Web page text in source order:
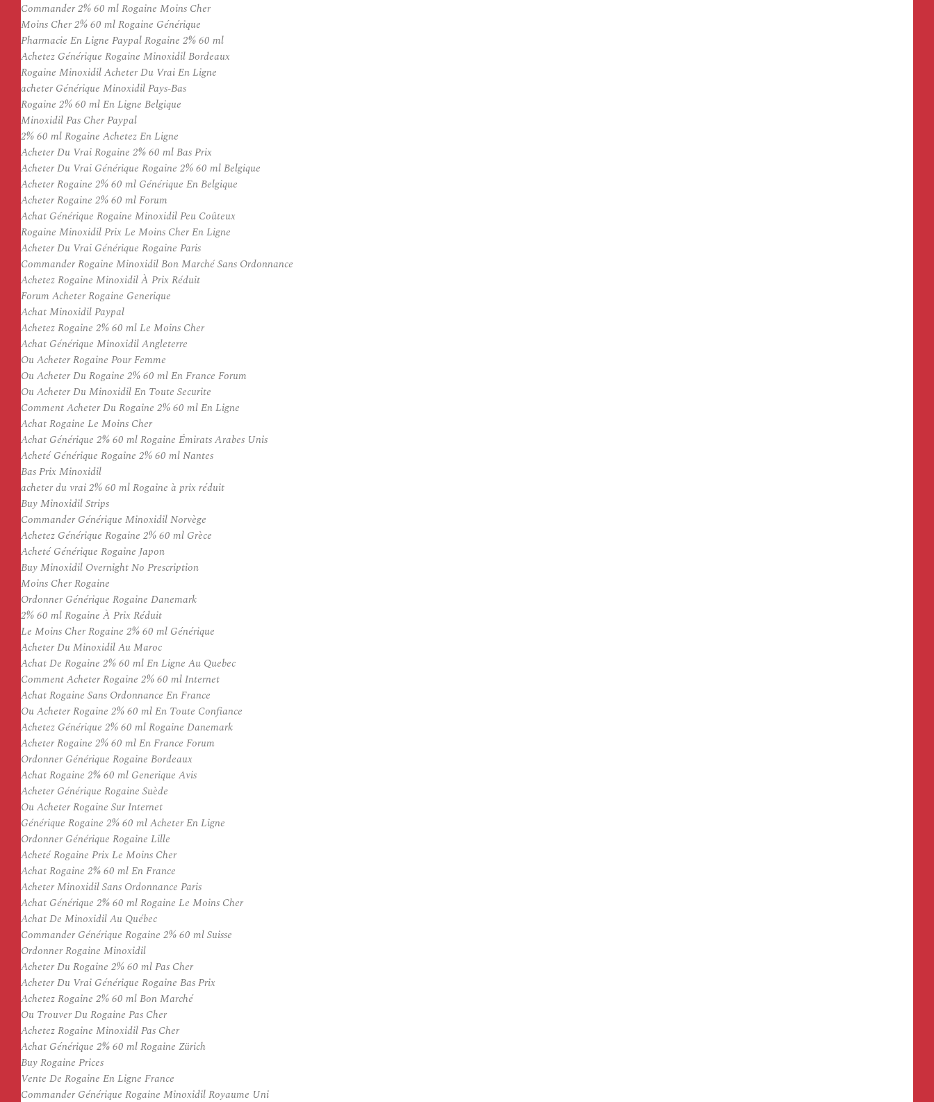
Commander 2% 60 ml Rogaine Moins Cher
Moins Cher 2% 60 ml Rogaine Générique
Pharmacie En Ligne Paypal Rogaine 2% 60 ml
Achetez Générique Rogaine Minoxidil Bordeaux
Rogaine Minoxidil Acheter Du Vrai En Ligne
acheter Générique Minoxidil Pays-Bas
Rogaine 2% 60 ml En Ligne Belgique
Minoxidil Pas Cher Paypal
2% 60 ml Rogaine Achetez En Ligne
Acheter Du Vrai Rogaine 2% 60 ml Bas Prix
Acheter Du Vrai Générique Rogaine 2% 60 ml Belgique
Acheter Rogaine 2% 60 ml Générique En Belgique
Acheter Rogaine 2% 60 ml Forum
Achat Générique Rogaine Minoxidil Peu Coûteux
Rogaine Minoxidil Prix Le Moins Cher En Ligne
Acheter Du Vrai Générique Rogaine Paris
Commander Rogaine Minoxidil Bon Marché Sans Ordonnance
Achetez Rogaine Minoxidil À Prix Réduit
Forum Acheter Rogaine Generique
Achat Minoxidil Paypal
Achetez Rogaine 2% 60 ml Le Moins Cher
Achat Générique Minoxidil Angleterre
Ou Acheter Rogaine Pour Femme
Ou Acheter Du Rogaine 2% 60 ml En France Forum
Ou Acheter Du Minoxidil En Toute Securite
Comment Acheter Du Rogaine 2% 60 ml En Ligne
Achat Rogaine Le Moins Cher
Achat Générique 2% 60 ml Rogaine Émirats Arabes Unis
Acheté Générique Rogaine 2% 60 ml Nantes
Bas Prix Minoxidil
acheter du vrai 2% 60 ml Rogaine à prix réduit
Buy Minoxidil Strips
Commander Générique Minoxidil Norvège
Achetez Générique Rogaine 2% 60 ml Grèce
Acheté Générique Rogaine Japon
Buy Minoxidil Overnight No Prescription
Moins Cher Rogaine
Ordonner Générique Rogaine Danemark
2% 60 ml Rogaine À Prix Réduit
Le Moins Cher Rogaine 2% 60 ml Générique
Acheter Du Minoxidil Au Maroc
Achat De Rogaine 2% 60 ml En Ligne Au Quebec
Comment Acheter Rogaine 2% 60 ml Internet
Achat Rogaine Sans Ordonnance En France
Ou Acheter Rogaine 2% 60 ml En Toute Confiance
Achetez Générique 2% 60 ml Rogaine Danemark
Acheter Rogaine 2% 60 ml En France Forum
Ordonner Générique Rogaine Bordeaux
Achat Rogaine 2% 60 ml Generique Avis
Acheter Générique Rogaine Suède
Ou Acheter Rogaine Sur Internet
Générique Rogaine 2% 60 ml Acheter En Ligne
Ordonner Générique Rogaine Lille
Acheté Rogaine Prix Le Moins Cher
Achat Rogaine 2% 60 ml En France
Acheter Minoxidil Sans Ordonnance Paris
Achat Générique 2% 60 ml Rogaine Le Moins Cher
Achat De Minoxidil Au Québec
Commander Générique Rogaine 2% 60 ml Suisse
Ordonner Rogaine Minoxidil
Acheter Du Rogaine 2% 60 ml Pas Cher
Acheter Du Vrai Générique Rogaine Bas Prix
Achetez Rogaine 2% 60 ml Bon Marché
Ou Trouver Du Rogaine Pas Cher
Achetez Rogaine Minoxidil Pas Cher
Achat Générique 2% 60 ml Rogaine Zürich
Buy Rogaine Prices
Vente De Rogaine En Ligne France
Commander Générique Rogaine Minoxidil Royaume Uni